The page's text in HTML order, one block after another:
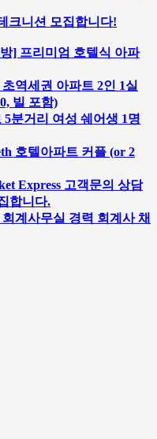
크니션 모집합니다!
] 프리미엄 호텔식 아파
역세권 아파트 2인 1실
빌 포함)
분거리 여성 쉐어생 1명
호텔아파트 커플 (or 2
Express 고객문의 상담
합니다.
계사무실 경력 회계사 채